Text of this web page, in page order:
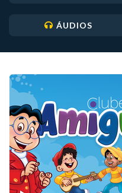
ÁUDIOS